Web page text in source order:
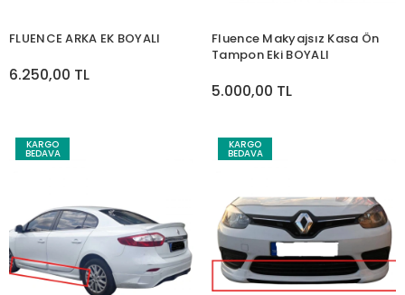
FLUENCE ARKA EK BOYALI
6.250,00 TL
Fluence Makyajsız Kasa Ön
Tampon Eki BOYALI
5.000,00 TL
KARGO
BEDAVA
KARGO
BEDAVA